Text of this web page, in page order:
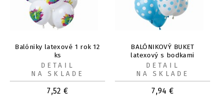
Balóniky latexové 1 rok 12
ks
7,52 €
DETAIL
NA SKLADE
BALÓNIKOVÝ BUKET
latexový s bodkami
modrobiely 12ks 30cm
7,94 €
DETAIL
NA SKLADE